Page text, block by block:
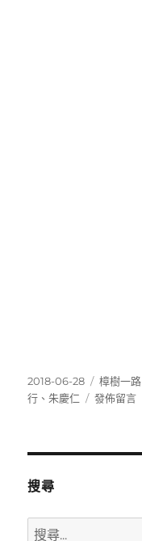
發
佈
2018-06-28
分
類
樟樹一路
行 、朱慶仁
在
發佈留言
搜尋
搜